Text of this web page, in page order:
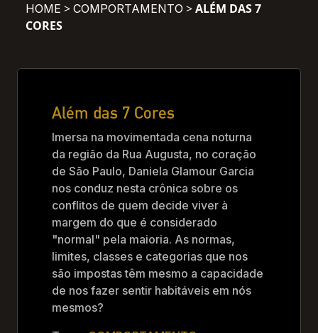
HOME > COMPORTAMENTO >ALÉM DAS 7
CORES
Além das 7 Cores
Imersa na movimentada cena noturna
da região da Rua Augusta, no coração
de São Paulo, Daniela Glamour Garcia
nos conduz nesta crônica sobre os
conflitos de quem decide viver à
margem do que é considerado
"normal" pela maioria. As normas,
limites, classes e categorias que nos
são impostas têm mesmo a capacidade
de nos fazer sentir habitáveis em nós
mesmos?